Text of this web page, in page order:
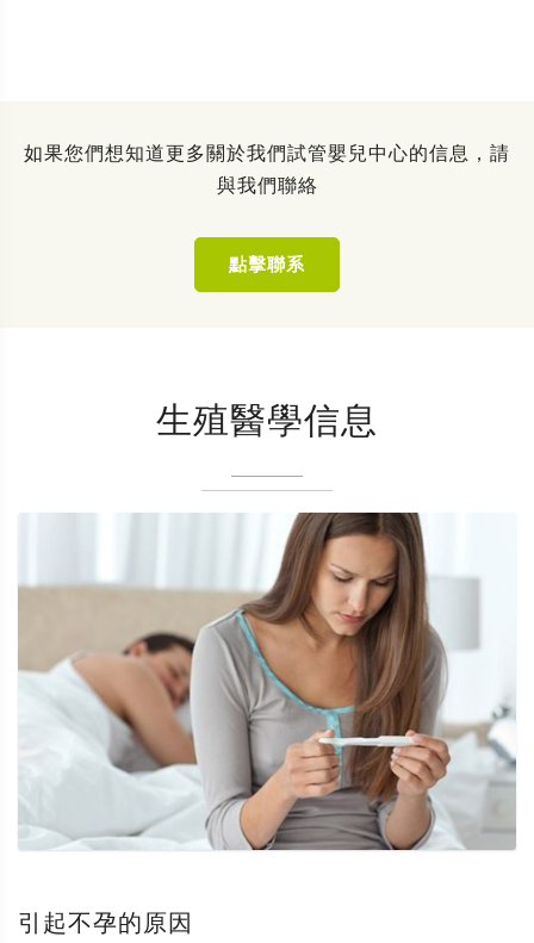
如果您們想知道更多關於我們試管嬰兒中心的信息，請
與我們聯絡
點擊聯系
生殖醫學信息
引起不孕的原因